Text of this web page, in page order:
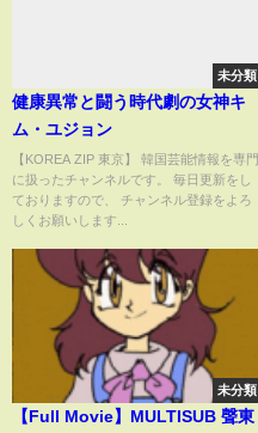
未分類
健康異常と闘う時代劇の女神キ
ム・ユジョン
【KOREA ZIP 東京】 韓国芸能情報を専門
に扱ったチャンネルです。 毎日更新をし
ておりますので、 チャンネル登録をよろ
しくお願いします...
未分類
【Full Movie】MULTISUB 聲東